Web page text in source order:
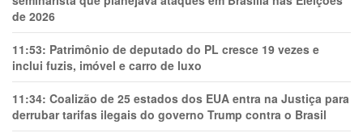
de 2026
11:53: Patrimônio de deputado do PL cresce 19 vezes e
inclui fuzis, imóvel e carro de luxo
11:34: Coalizão de 25 estados dos EUA entra na Justiça para
derrubar tarifas ilegais do governo Trump contra o Brasil